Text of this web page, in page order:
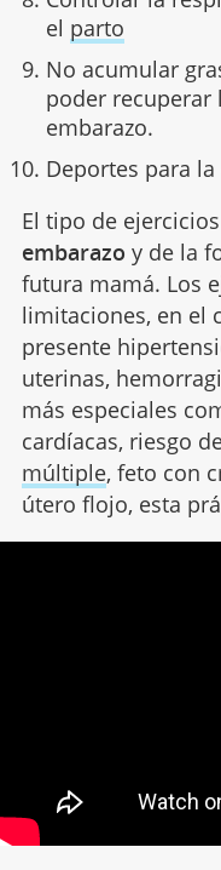
el parto
No acumular
poder recuperar
embarazo.
Deportes para
El tipo de
embarazo y de la
futura mamá. Los
limitaciones, en el
presente
uterinas,
más especiales
cardíacas, riesgo
múltiple, feto con
útero flojo, esta